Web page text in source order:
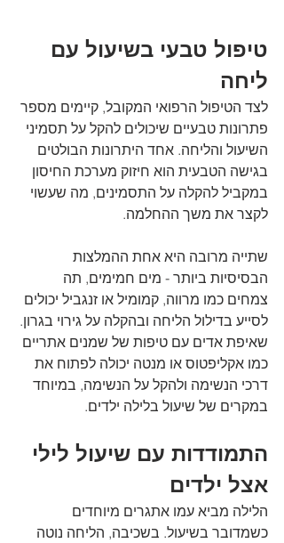
טיפול טבעי בשיעול עם
ליחה
לצד הטיפול הרפואי המקובל, קיימים מספר
פתרונות טבעיים שיכולים להקל על תסמיני
השיעול והליחה. אחד היתרונות הבולטים
בגישה הטבעית הוא חיזוק מערכת החיסון
במקביל להקלה על התסמינים, מה שעשוי
לקצר את משך ההחלמה.
שתייה מרובה היא אחת ההמלצות
הבסיסיות ביותר - מים חמימים, תה
צמחים כמו מרווה, קמומיל או זנגביל יכולים
לסייע בדילול הליחה ובהקלה על גירוי בגרון.
שאיפת אדים עם טיפות של שמנים אתריים
כמו אקליפטוס או מנטה יכולה לפתוח את
דרכי הנשימה ולהקל על הנשימה, במיוחד
במקרים של שיעול בלילה ילדים.
התמודדות עם שיעול לילי
אצל ילדים
הלילה מביא עמו אתגרים מיוחדים
כשמדובר בשיעול. בשכיבה, הליחה נוטה